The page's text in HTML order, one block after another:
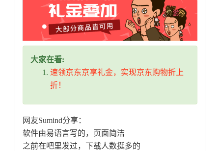
大家在看:
速领京东京享礼金，实现京东购物折上
折！
网友Sumind分享：
软件由易语言写的，页面简洁
之前在吧里发过，下载人数挺多的